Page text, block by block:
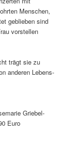
Menschen,
geblieben sind
vorstellen
trägt sie zu
anderen Lebens-
Griebel-
Euro